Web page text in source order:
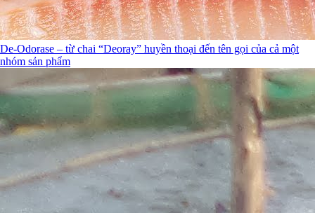
De-Odorase – từ chai “Deoray” huyền thoại đến tên gọi của cả một
nhóm sản phẩm